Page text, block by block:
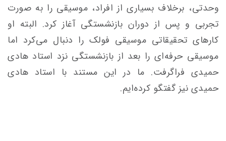
وحدتی، برخلاف بسیاری از افراد، موسیقی را به صورت
تجربی و پس از دوران بازنشستگی آغاز کرد. البته او
کارهای تحقیقاتی موسیقی فولک را دنبال می‌کرد اما
موسیقی حرفه‌ای را بعد از بازنشستگی نزد استاد هادی
حمیدی فراگرفت. ما در این مستند با استاد هادی
حمیدی نیز گفتگو کرده‌ایم.